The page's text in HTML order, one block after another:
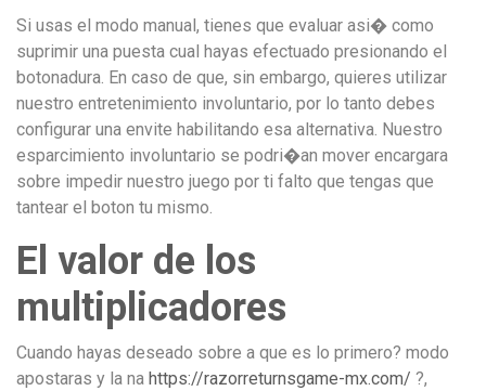
Si usas el modo manual, tienes que evaluar asi� como
suprimir una puesta cual hayas efectuado presionando el
botonadura. En caso de que, sin embargo, quieres utilizar
nuestro entretenimiento involuntario, por lo tanto debes
configurar una envite habilitando esa alternativa. Nuestro
esparcimiento involuntario se podri�an mover encargara
sobre impedir nuestro juego por ti falto que tengas que
tantear el boton tu mismo.
El valor de los
multiplicadores
Cuando hayas deseado sobre a que es lo primero? modo
apostaras y la na https://razorreturnsgame-mx.com/ ?,